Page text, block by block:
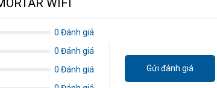
WIFI
0 Đánh giá
0 Đánh giá
0 Đánh giá
Gửi đánh giá